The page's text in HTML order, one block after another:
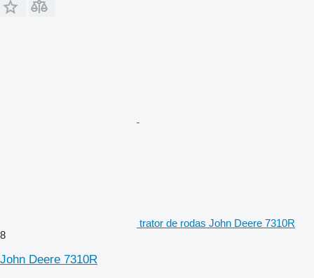
trator de rodas John Deere 7310R
8
John Deere 7310R